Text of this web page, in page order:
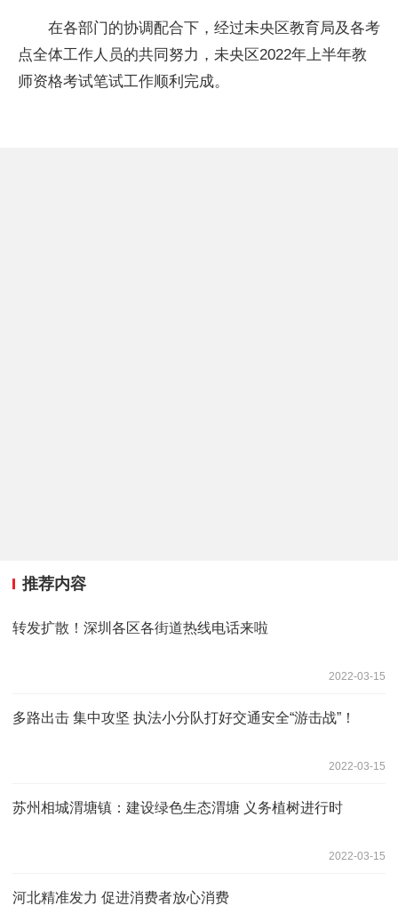
在各部门的协调配合下，经过未央区教育局及各考
点全体工作人员的共同努力，未央区2022年上半年教
师资格考试笔试工作顺利完成。
推荐内容
转发扩散！深圳各区各街道热线电话来啦
2022-03-15
多路出击 集中攻坚 执法小分队打好交通安全“游击战”！
2022-03-15
苏州相城渭塘镇：建设绿色生态渭塘 义务植树进行时
2022-03-15
河北精准发力 促进消费者放心消费